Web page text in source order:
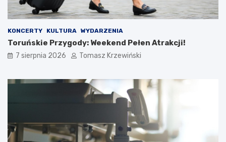
KONCERTY KULTURA WYDARZENIA
Toruńskie Przygody: Weekend Pełen Atrakcji!
7 sierpnia 2026 Tomasz Krzewiński